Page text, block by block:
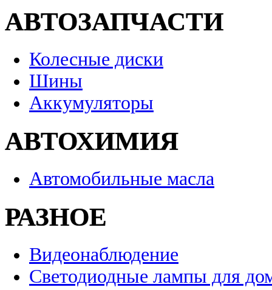
АВТОЗАПЧАСТИ
Колесные диски
Шины
Аккумуляторы
АВТОХИМИЯ
Автомобильные масла
РАЗНОЕ
Видеонаблюдение
Светодиодные лампы для